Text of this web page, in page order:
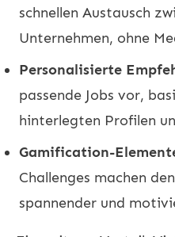
schnellen Austausch
Unternehmen, ohne
Personalisierte
passende Jobs vor,
hinterlegten Profilen
Gamification-
Challenges machen
spannender und